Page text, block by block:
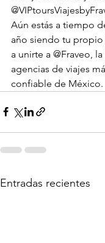
Aún estás a tiempo
año siendo tu
a unirte a @Fraveo,
agencias de viajes
confiable de México.
Entradas recientes